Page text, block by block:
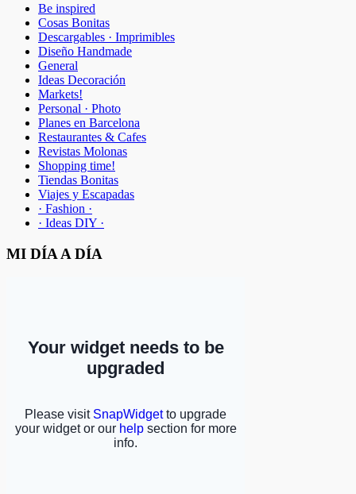
Be inspired
Cosas Bonitas
Descargables · Imprimibles
Diseño Handmade
General
Ideas Decoración
Markets!
Personal · Photo
Planes en Barcelona
Restaurantes & Cafes
Revistas Molonas
Shopping time!
Tiendas Bonitas
Viajes y Escapadas
· Fashion ·
· Ideas DIY ·
MI DÍA A DÍA